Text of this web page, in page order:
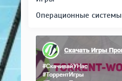
Операционные системы